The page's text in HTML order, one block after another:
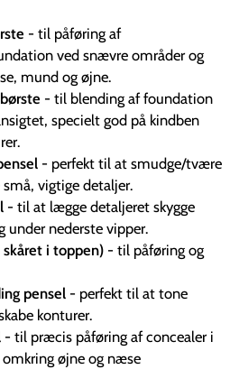
- til påføring af
ved snævre områder og
mund og øjne.
- til blending af foundation
specielt god på kindben
- perfekt til at smudge/tvære
vigtige detaljer.
- til at lægge detaljeret skygge
under nederste vipper.
i toppen) - til påføring og
pensel - perfekt til at tone
konturer.
- til præcis påføring af concealer i
øjne og næse